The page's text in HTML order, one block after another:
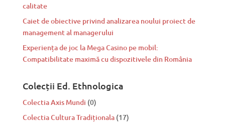
calitate
Caiet de obiective privind analizarea noului proiect de
management al managerului
Experiența de joc la Mega Casino pe mobil:
Compatibilitate maximă cu dispozitivele din România
Colecții Ed. Ethnologica
Colectia Axis Mundi (0)
Colectia Cultura Tradiționala (17)